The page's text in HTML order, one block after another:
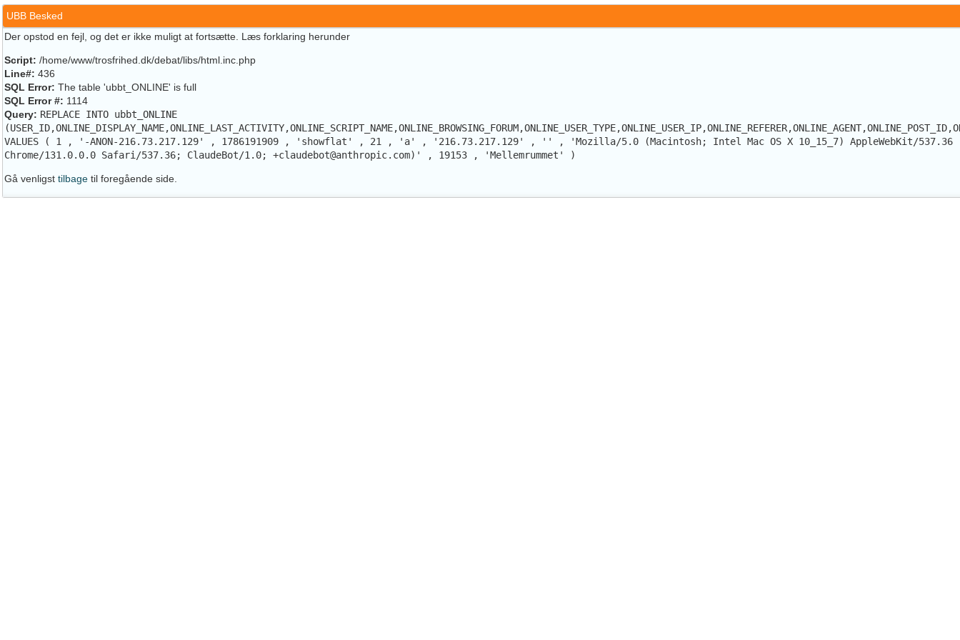
UBB Besked
Der opstod en fejl, og det er ikke muligt at fortsætte. Læs forklaring herunder
Script: /home/www/trosfrihed.dk/debat/libs/html.inc.php
Line#: 436
SQL Error: The table 'ubbt_ONLINE' is full
SQL Error #: 1114
Query: REPLACE INTO ubbt_ONLINE
VALUES ( 1 , '-ANON-216.73.217.129' , 1786191909 , 'showflat' , 21 , 'a' , '216.73.217.129' , '' , 'Mozilla/5.0 (Macintosh; Intel Mac OS X 10_15_7) AppleWebKit/537.36
Chrome/131.0.0.0 Safari/537.36; ClaudeBot/1.0; +claudebot@anthropic.com)' , 19153 , 'Mellemrummet' )
Gå venligst tilbage til foregående side.